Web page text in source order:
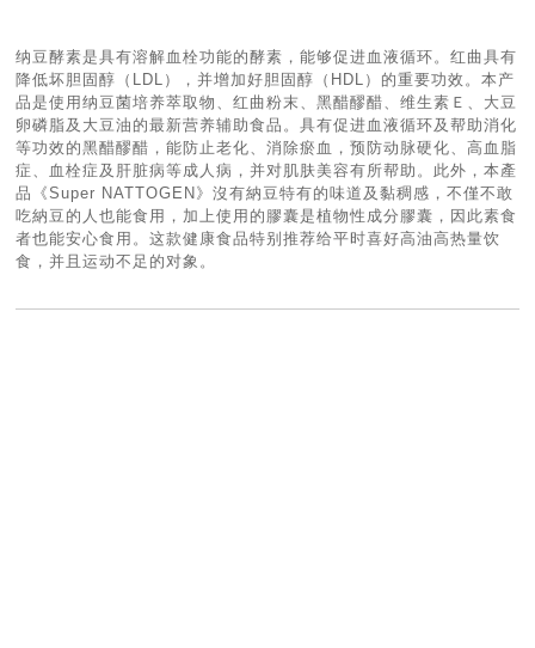
纳豆酵素是具有溶解血栓功能的酵素，能够促进血液循环。红曲具有
降低坏胆固醇（LDL），并增加好胆固醇（HDL）的重要功效。本产
品是使用纳豆菌培养萃取物、红曲粉末、黑醋醪醋、维生素Ｅ、大豆
卵磷脂及大豆油的最新营养辅助食品。具有促进血液循环及帮助消化
等功效的黑醋醪醋，能防止老化、消除瘀血，预防动脉硬化、高血脂
症、血栓症及肝脏病等成人病，并对肌肤美容有所帮助。此外，本產
品《Super NATTOGEN》沒有納豆特有的味道及黏稠感，不僅不敢
吃納豆的人也能食用，加上使用的膠囊是植物性成分膠囊，因此素食
者也能安心食用。这款健康食品特别推荐给平时喜好高油高热量饮
食，并且运动不足的对象。